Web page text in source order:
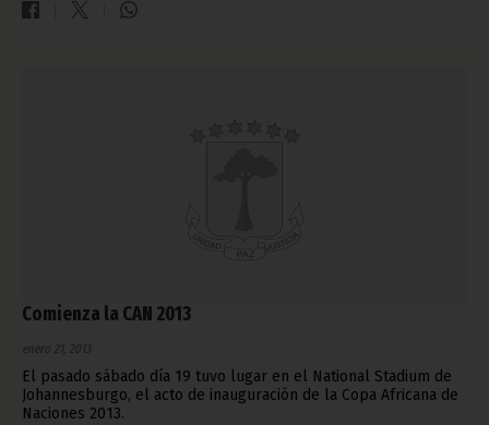
Comienza la CAN 2013
enero 21, 2013
El pasado sábado día 19 tuvo lugar en el National Stadium de
Johannesburgo, el acto de inauguración de la Copa Africana de
Naciones 2013.